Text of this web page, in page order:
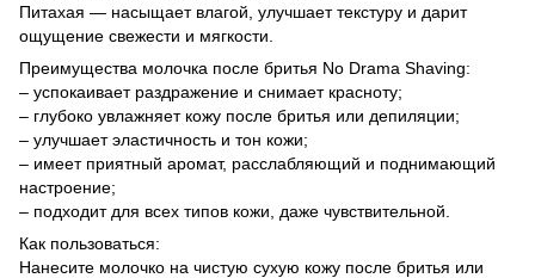
Питахая — насыщает влагой, улучшает текстуру и дарит
ощущение свежести и мягкости.
Преимущества молочка после бритья No Drama Shaving:
– успокаивает раздражение и снимает красноту;
– глубоко увлажняет кожу после бритья или депиляции;
– улучшает эластичность и тон кожи;
– имеет приятный аромат, расслабляющий и поднимающий
настроение;
– подходит для всех типов кожи, даже чувствительной.
Как пользоваться:
Нанесите молочко на чистую сухую кожу после бритья или